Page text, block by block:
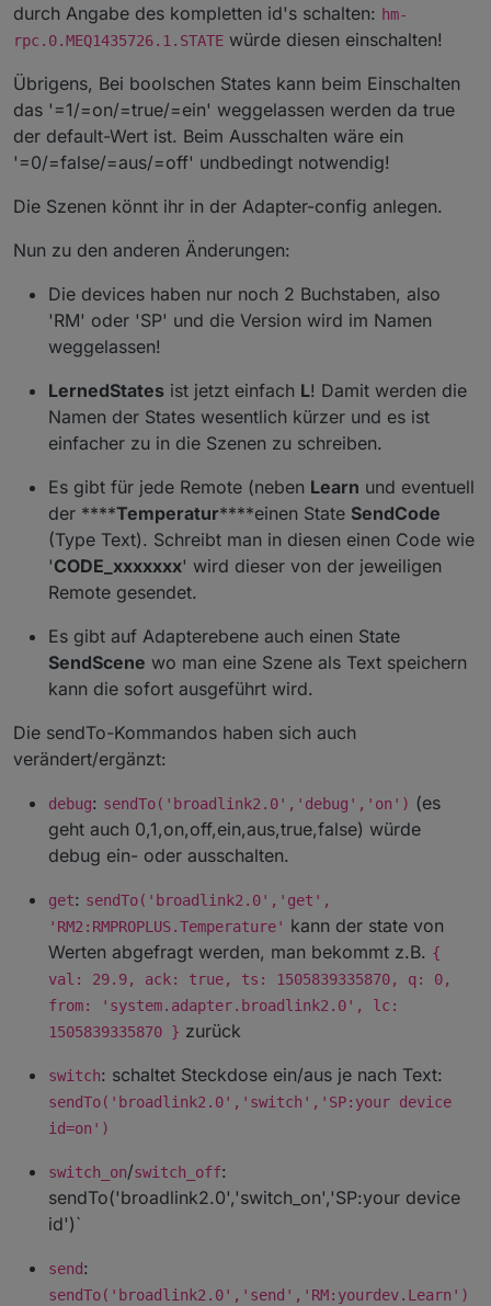
durch Angabe des kompletten id's schalten: hm-
rpc.0.MEQ1435726.1.STATE würde diesen einschalten!
Übrigens, Bei boolschen States kann beim Einschalten
das '=1/=on/=true/=ein' weggelassen werden da true
der default-Wert ist. Beim Ausschalten wäre ein
'=0/=false/=aus/=off' undbedingt notwendig!
Die Szenen könnt ihr in der Adapter-config anlegen.
Nun zu den anderen Änderungen:
Die devices haben nur noch 2 Buchstaben, also
'RM' oder 'SP' und die Version wird im Namen
weggelassen!
LernedStates ist jetzt einfach L! Damit werden die
Namen der States wesentlich kürzer und es ist
einfacher zu in die Szenen zu schreiben.
Es gibt für jede Remote (neben Learn und eventuell
der ****Temperatur****einen State SendCode
(Type Text). Schreibt man in diesen einen Code wie
'CODE_xxxxxxx' wird dieser von der jeweiligen
Remote gesendet.
Es gibt auf Adapterebene auch einen State
SendScene wo man eine Szene als Text speichern
kann die sofort ausgeführt wird.
Die sendTo-Kommandos haben sich auch
verändert/ergänzt:
debug: sendTo('broadlink2.0','debug','on') (es
geht auch 0,1,on,off,ein,aus,true,false) würde
debug ein- oder ausschalten.
get: sendTo('broadlink2.0','get',
'RM2:RMPROPLUS.Temperature' kann der state von
Werten abgefragt werden, man bekommt z.B. {
val: 29.9, ack: true, ts: 1505839335870, q: 0,
from: 'system.adapter.broadlink2.0', lc:
1505839335870 } zurück
switch: schaltet Steckdose ein/aus je nach Text:
sendTo('broadlink2.0','switch','SP:your device
id=on')
switch_on/switch_off:
sendTo('broadlink2.0','switch_on','SP:your device
id')`
send:
sendTo('broadlink2.0','send','RM:yourdev.Learn')